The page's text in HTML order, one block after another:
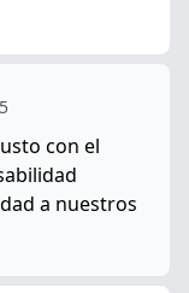
con el
a nuestros